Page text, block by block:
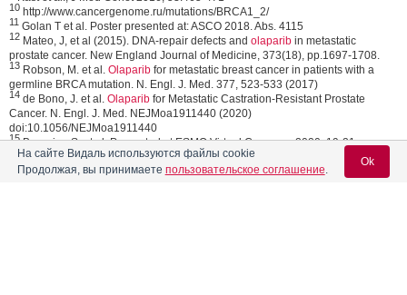
10 http://www.cancergenome.ru/mutations/BRCA1_2/
11 Golan T et al. Poster presented at: ASCO 2018. Abs. 4115
12 Mateo, J, et al (2015). DNA-repair defects and olaparib in metastatic
prostate cancer. New England Journal of Medicine, 373(18), pp.1697-1708.
13 Robson, M. et al. Olaparib for metastatic breast cancer in patients with a
germline BRCA mutation. N. Engl. J. Med. 377, 523-533 (2017)
14 de Bono, J. et al. Olaparib for Metastatic Castration-Resistant Prostate
Cancer. N. Engl. J. Med. NEJMoa1911440 (2020)
doi:10.1056/NEJMoa1911440
15Banerjee S, et al. Presented at ESMO Virtual Congress 2020. 19-21
September. Abstract #811MO
16 Banerjee S, et al. Presented at ESMO Virtual Congress 2020. 19-21
На сайте Видаль используются файлы cookie
Продолжая, вы принимаете пользовательское соглашение.
Ok